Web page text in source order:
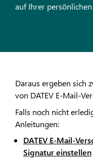
auf Ihrer
Daraus ergeben sich
von DATEV E-Mail-
Falls noch nicht
Anleitungen:
DATEV E-Mail-
Signatur einstellen